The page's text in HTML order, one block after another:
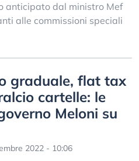
anticipato dal ministro Mef
alle commissioni speciali
graduale, flat tax
cartelle: le
Meloni su
2022 - 10:06